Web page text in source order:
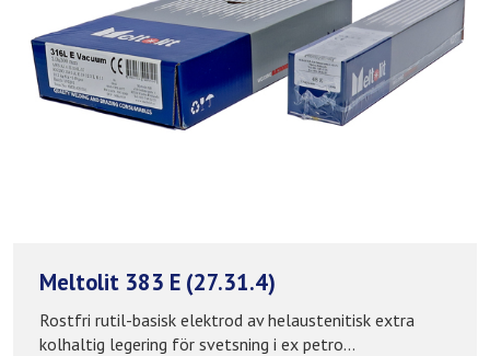
Meltolit 383 E (27.31.4)
Rostfri rutil-basisk elektrod av helaustenitisk extra
kolhaltig legering för svetsning i ex petro...